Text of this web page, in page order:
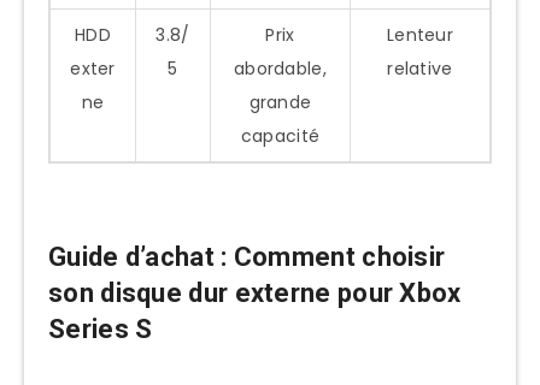
HDD
exter
ne
3.8/
5
Prix
abordable,
grande
capacité
Lenteur
relative
Guide d’achat : Comment choisir
son disque dur externe pour Xbox
Series S